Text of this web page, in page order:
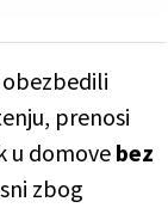
prenosi
u domove bez
zbog